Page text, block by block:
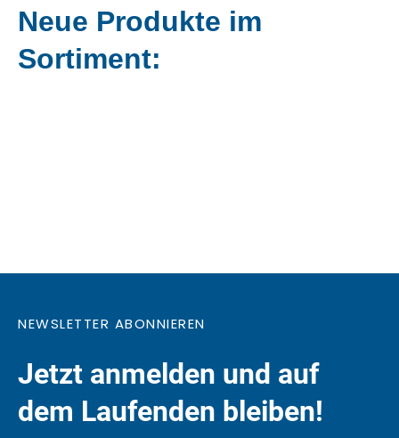
Neue Produkte im
Sortiment:
NEWSLETTER ABONNIEREN
Jetzt anmelden und auf
dem Laufenden bleiben!